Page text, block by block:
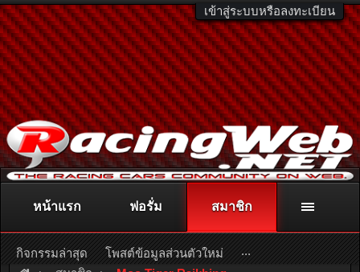
เข้าสู่ระบบหรือลงทะเบียน
ติดต่อลงโฆษณา racingweb@gmail.comหรือโทร. 081-811-1138
หรืออ่านรายละเอียดเพิ่มเติม คลิกที่นี่
หน้าแรก ฟอรั่ม สมาชิก
กิจกรรมล่าสุด โพสต์ข้อมูลส่วนตัวใหม่ ...